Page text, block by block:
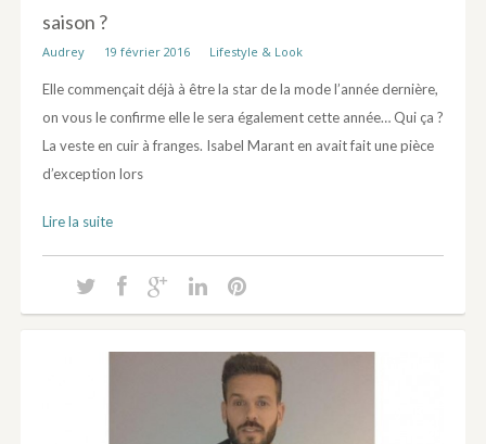
saison ?
Audrey 19 février 2016 Lifestyle & Look
Elle commençait déjà à être la star de la mode l’année dernière,
on vous le confirme elle le sera également cette année… Qui ça ?
La veste en cuir à franges. Isabel Marant en avait fait une pièce
d’exception lors
Lire la suite